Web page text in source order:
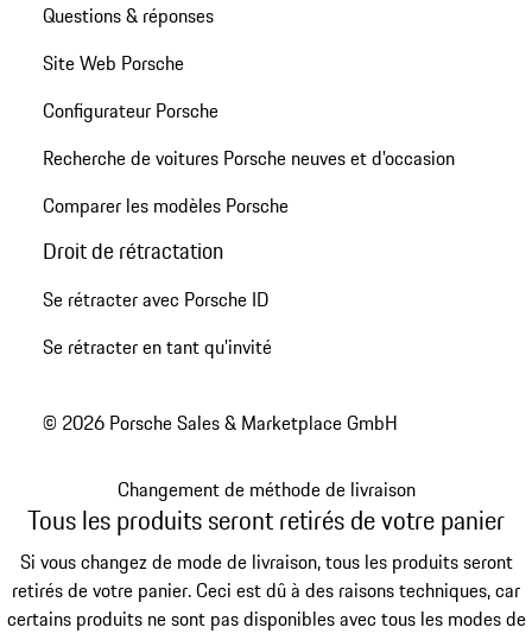
Questions & réponses
Site Web Porsche
Configurateur Porsche
Recherche de voitures Porsche neuves et d'occasion
Comparer les modèles Porsche
Droit de rétractation
Se rétracter avec Porsche ID
Se rétracter en tant qu’invité
© 2026 Porsche Sales & Marketplace GmbH
Changement de méthode de livraison
Tous les produits seront retirés de votre panier
Si vous changez de mode de livraison, tous les produits seront
retirés de votre panier. Ceci est dû à des raisons techniques, car
certains produits ne sont pas disponibles avec tous les modes de